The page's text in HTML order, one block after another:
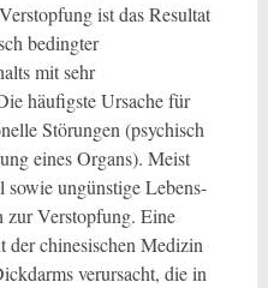
ist das Resultat
bedingter
mit sehr
häufigste Ursache für
Störungen (psychisch
eines Organs). Meist
ungünstige Lebens-
zur Verstopfung. Eine
der chinesischen Medizin
verursacht, die in